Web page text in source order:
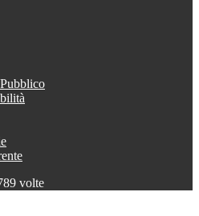
volte